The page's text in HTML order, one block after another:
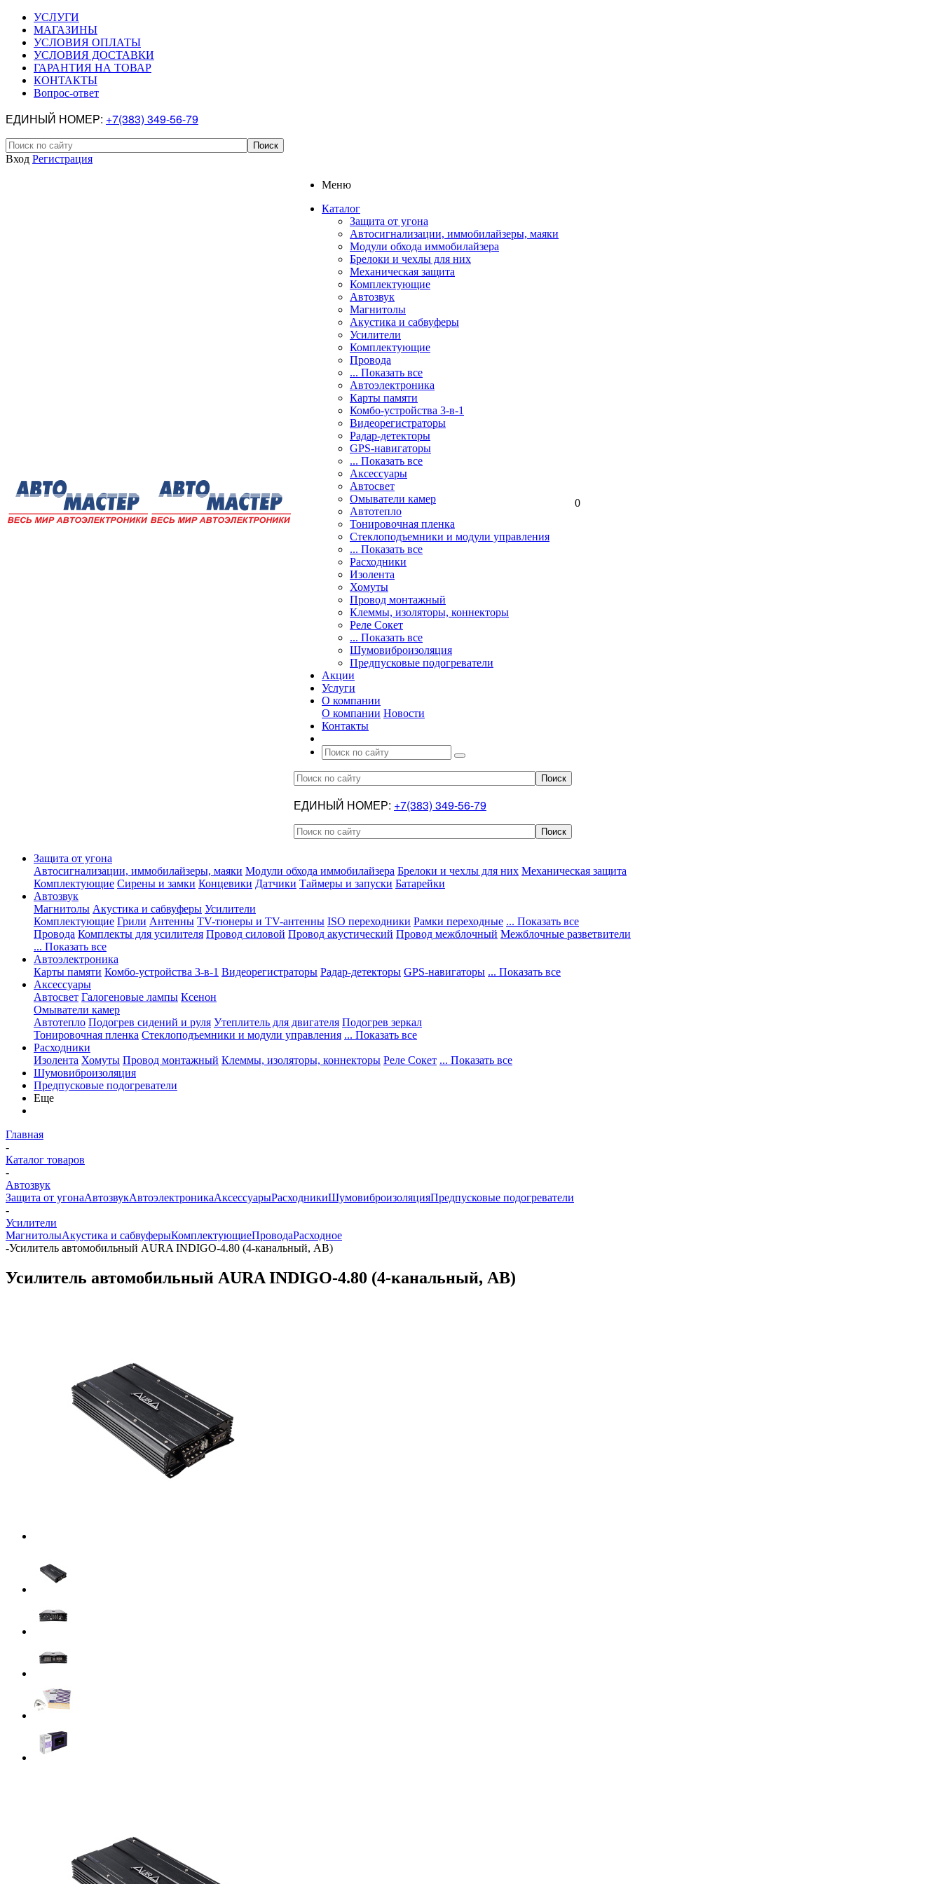
УСЛУГИ
МАГАЗИНЫ
УСЛОВИЯ ОПЛАТЫ
УСЛОВИЯ ДОСТАВКИ
ГАРАНТИЯ НА ТОВАР
КОНТАКТЫ
Вопрос-ответ
ЕДИНЫЙ НОМЕР: +7(383) 349-56-79
Вход Регистрация
Меню
Каталог
Защита от угона
Автосигнализации, иммобилайзеры, маяки
Модули обхода иммобилайзера
Брелоки и чехлы для них
Механическая защита
Комплектующие
Автозвук
Магнитолы
Акустика и сабвуферы
Усилители
Комплектующие
Провода
... Показать все
Автоэлектроника
Карты памяти
Комбо-устройства 3-в-1
Видеорегистраторы
Радар-детекторы
GPS-навигаторы
... Показать все
Аксессуары
Автосвет
Омыватели камер
Автотепло
Тонировочная пленка
Стеклоподъемники и модули управления
... Показать все
Расходники
Изолента
Хомуты
Провод монтажный
Клеммы, изоляторы, коннекторы
Реле Сокет
... Показать все
Шумовиброизоляция
Предпусковые подогреватели
Акции
Услуги
О компании
О компании Новости
Контакты
ЕДИНЫЙ НОМЕР: +7(383) 349-56-79
0
Защита от угона
Автосигнализации, иммобилайзеры, маяки Модули обхода иммобилайзера Брелоки и чехлы для них Механическая защита
Комплектующие Сирены и замки Концевики Датчики Таймеры и запуски Батарейки
Автозвук
Магнитолы Акустика и сабвуферы Усилители
Комплектующие Грили Антенны TV-тюнеры и TV-антенны ISO переходники Рамки переходные ... Показать все
Провода Комплекты для усилителя Провод силовой Провод акустический Провод межблочный Межблочные разветвители
... Показать все
Автоэлектроника
Карты памяти Комбо-устройства 3-в-1 Видеорегистраторы Радар-детекторы GPS-навигаторы ... Показать все
Аксессуары
Автосвет Галогеновые лампы Ксенон
Омыватели камер
Автотепло Подогрев сидений и руля Утеплитель для двигателя Подогрев зеркал
Тонировочная пленка Стеклоподъемники и модули управления ... Показать все
Расходники
Изолента Хомуты Провод монтажный Клеммы, изоляторы, коннекторы Реле Сокет ... Показать все
Шумовиброизоляция
Предпусковые подогреватели
Еще
Главная
-
Каталог товаров
-
Автозвук
Защита от угонаАвтозвукАвтоэлектроникаАксессуарыРасходникиШумовиброизоляцияПредпусковые подогреватели
-
Усилители
МагнитолыАкустика и сабвуферыКомплектующиеПроводаРасходное
-Усилитель автомобильный AURA INDIGO-4.80 (4-канальный, АВ)
Усилитель автомобильный AURA INDIGO-4.80 (4-канальный, АВ)